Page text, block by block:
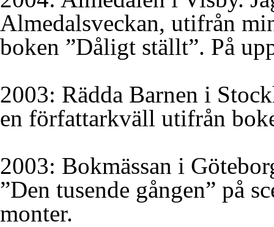
Almedalsveckan, utifrån
boken ”Dåligt ställt”. På
2003: Rädda Barnen i
en författarkväll utifrån
2003: Bokmässan i
”Den tusende gången” på
monter.